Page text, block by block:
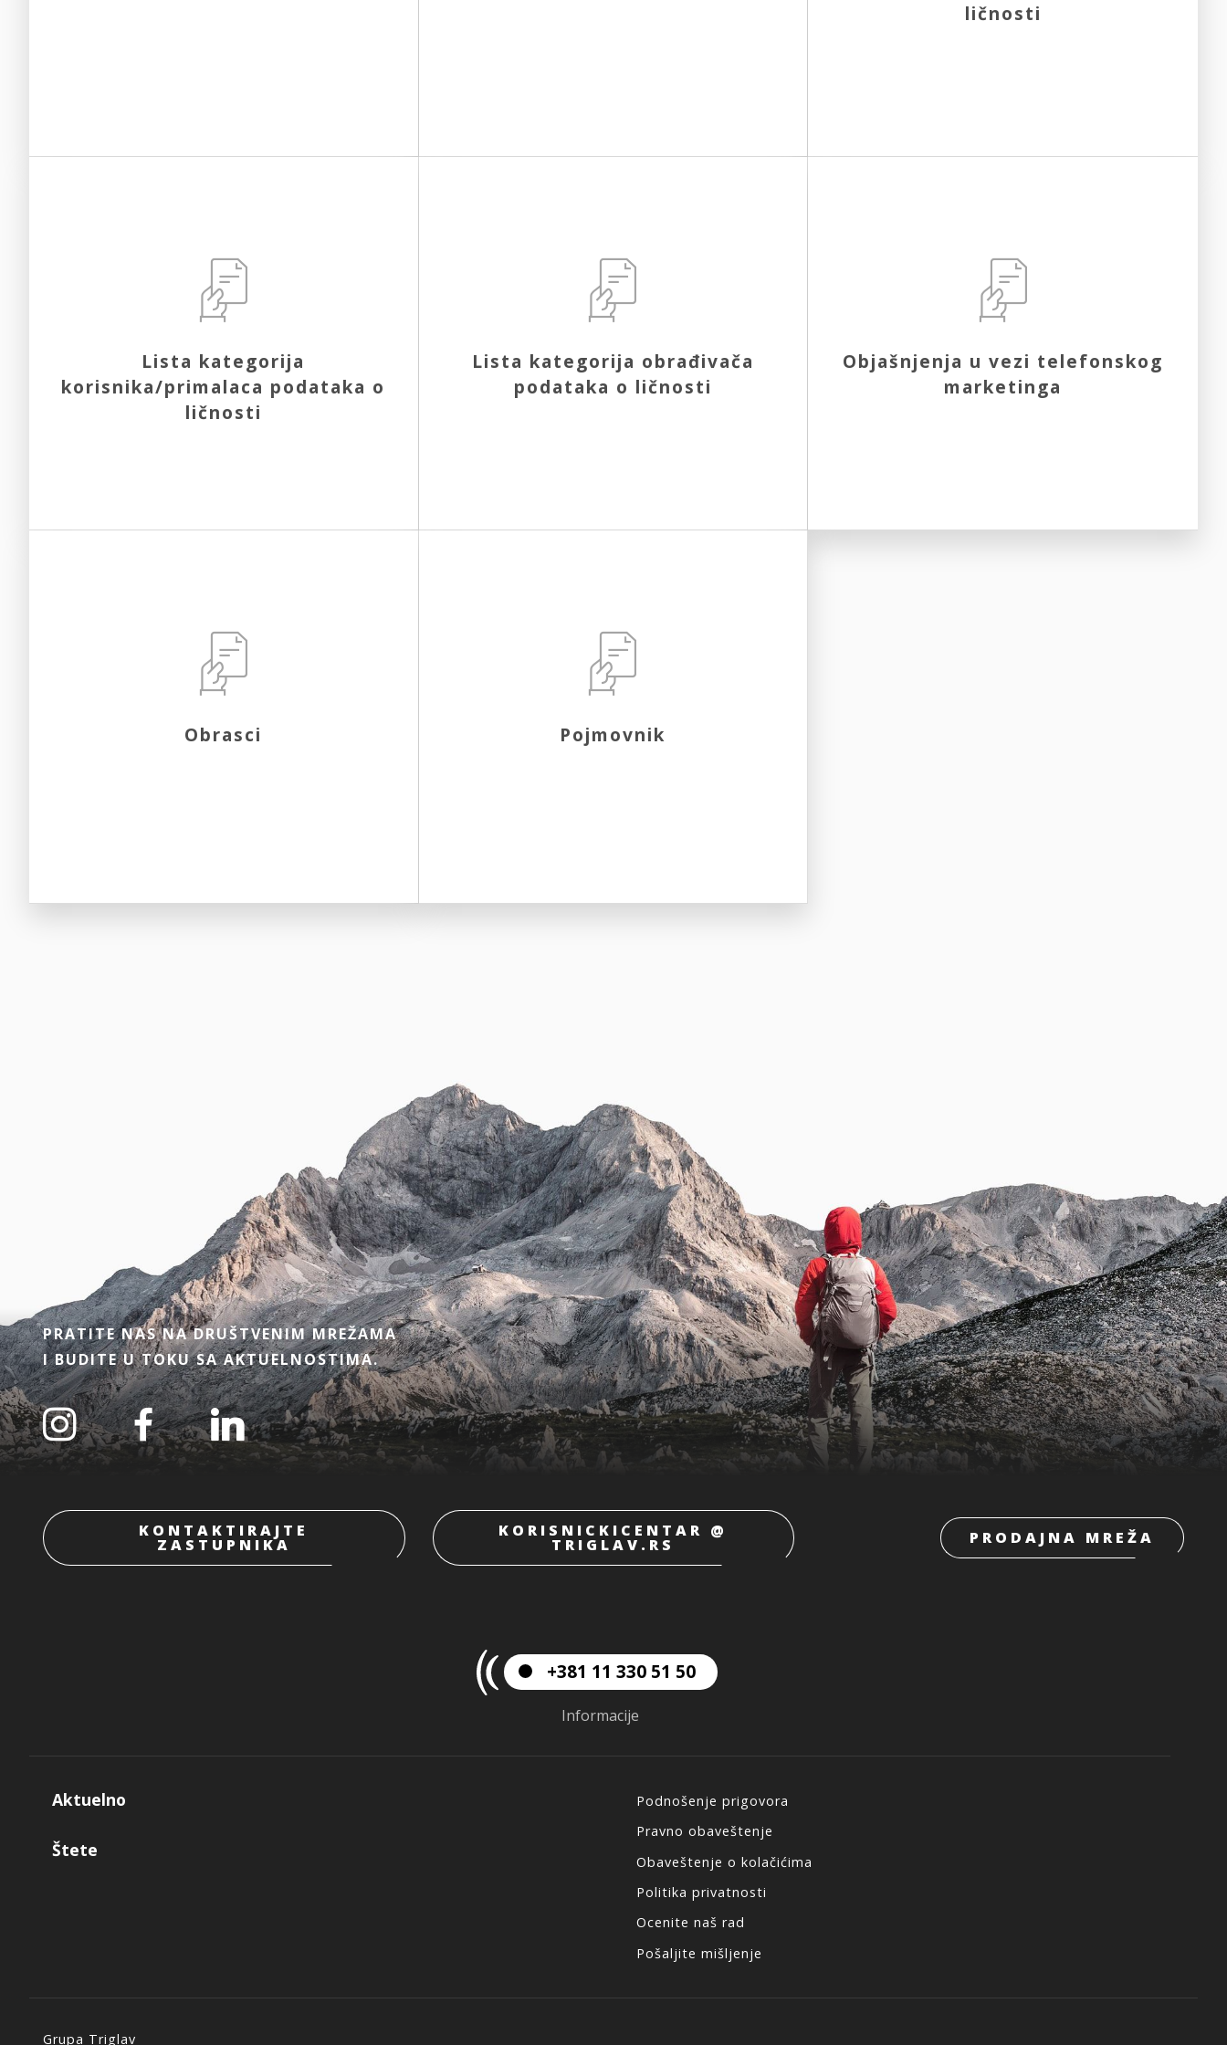
ličnosti
Lista kategorija
korisnika/primalaca podataka o
ličnosti
Lista kategorija obrađivača
podataka o ličnosti
Objašnjenja u vezi telefonskog
marketinga
Obrasci Pojmovnik
PRATITE NAS NA DRUŠTVENIM MREŽAMA
I BUDITE U TOKU SA AKTUELNOSTIMA.
KONTAKTIRAJTE
ZASTUPNIKA
KORISNICKICENTAR @
TRIGLAV.RS PRODAJNA MREŽA
+381 11 330 51 50
Informacije
Aktuelno
Štete
Podnošenje prigovora
Pravno obaveštenje
Obaveštenje o kolačićima
Politika privatnosti
Ocenite naš rad
Pošaljite mišljenje
Grupa Triglav